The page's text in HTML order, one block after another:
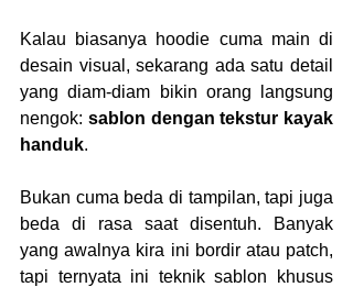
Kalau biasanya hoodie cuma main di
desain visual, sekarang ada satu detail
yang diam-diam bikin orang langsung
nengok: sablon dengan tekstur kayak
handuk.
Bukan cuma beda di tampilan, tapi juga
beda di rasa saat disentuh. Banyak
yang awalnya kira ini bordir atau patch,
tapi ternyata ini teknik sablon khusus